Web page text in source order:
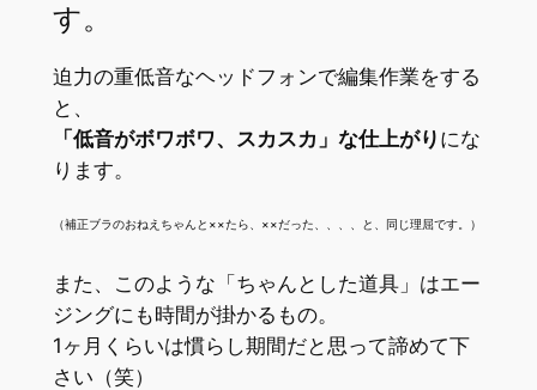
す。
迫力の重低音なヘッドフォンで編集作業をする
と、
「低音がボワボワ、スカスカ」な仕上がり にな
ります。
（補正ブラのおねえちゃんと××たら、××だった、、、、と、同じ理屈です。）
また、このような「ちゃんとした道具」はエー
ジングにも時間が掛かるもの。
1ヶ月くらいは慣らし期間だと思って諦めて下
さい（笑）